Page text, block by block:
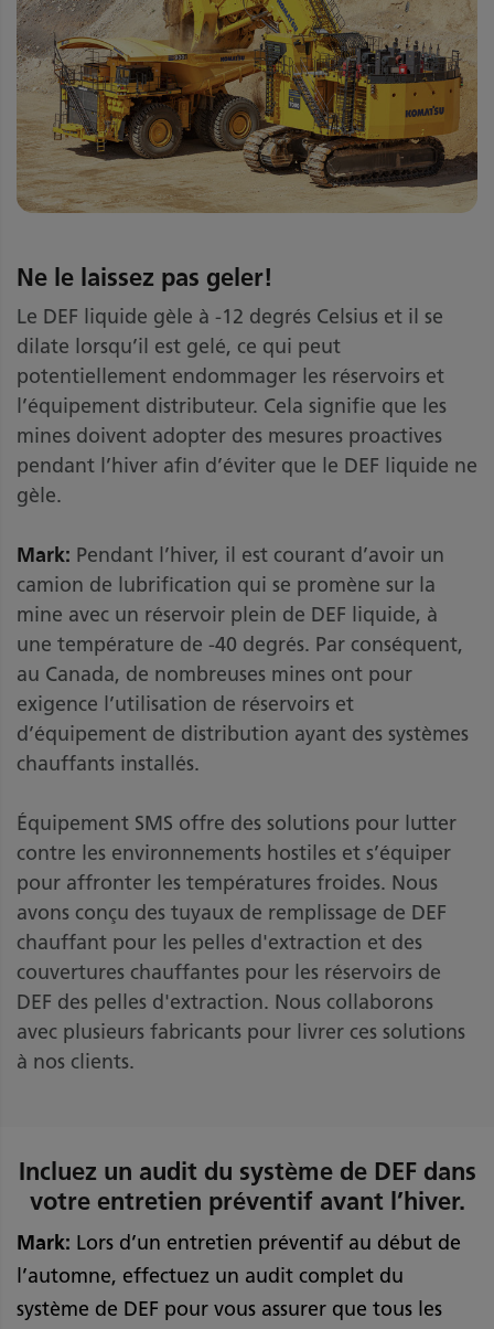
Ne le laissez pas geler!
Le DEF liquide gèle à -12 degrés Celsius et il se
dilate lorsqu’il est gelé, ce qui peut
potentiellement endommager les réservoirs et
l’équipement distributeur. Cela signifie que les
mines doivent adopter des mesures proactives
pendant l’hiver afin d’éviter que le DEF liquide ne
gèle.
Mark: Pendant l’hiver, il est courant d’avoir un
camion de lubrification qui se promène sur la
mine avec un réservoir plein de DEF liquide, à
une température de -40 degrés. Par conséquent,
au Canada, de nombreuses mines ont pour
exigence l’utilisation de réservoirs et
d’équipement de distribution ayant des systèmes
chauffants installés.
Équipement SMS offre des solutions pour lutter
contre les environnements hostiles et s’équiper
pour affronter les températures froides. Nous
avons conçu des tuyaux de remplissage de DEF
chauffant pour les pelles d'extraction et des
couvertures chauffantes pour les réservoirs de
DEF des pelles d'extraction. Nous collaborons
avec plusieurs fabricants pour livrer ces solutions
à nos clients.
Incluez un audit du système de DEF dans
votre entretien préventif avant l’hiver.
Mark: Lors d’un entretien préventif au début de
l’automne, effectuez un audit complet du
système de DEF pour vous assurer que tous les